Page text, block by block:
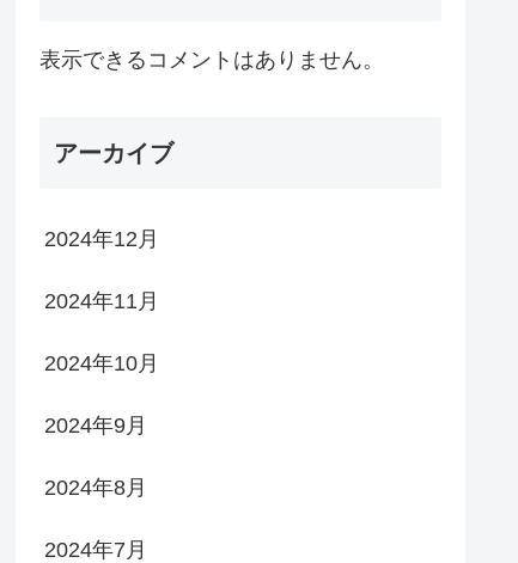
表示できるコメントはありません。
アーカイブ
2024年12月
2024年11月
2024年10月
2024年9月
2024年8月
2024年7月